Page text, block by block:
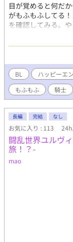
目が覚めると何だ
がもふもふしてる
を確認してみる。
ぁ！ んん〜前世人
いて死んじゃった
や！ せっかくも
きり楽しむぞ〜！
スな主人公の異世
てくるか‥‥な？ 一
かく見守ってくだ
BL ハッピーエ
もふもふ
騎士
長編 完結 なし
お気に入り : 113
闘乱世界ユルヴ
旅！？-
mao